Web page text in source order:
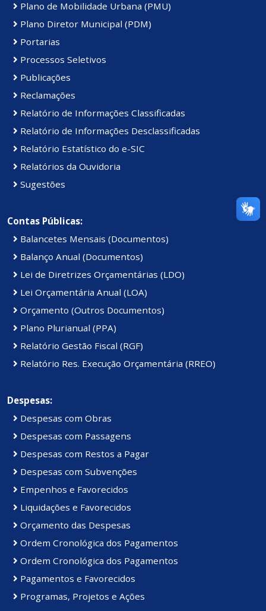
Plano de Mobilidade Urbana (PMU)
Plano Diretor Municipal (PDM)
Portarias
Processos Seletivos
Publicações
Reclamações
Relatório de Informações Classificadas
Relatório de Informações Desclassificadas
Relatório Estatístico do e-SIC
Relatórios da Ouvidoria
Sugestões
Contas Públicas:
Balancetes Mensais (Documentos)
Balanço Anual (Documentos)
Lei de Diretrizes Orçamentárias (LDO)
Lei Orçamentária Anual (LOA)
Orçamento (Outros Documentos)
Plano Plurianual (PPA)
Relatório Gestão Fiscal (RGF)
Relatório Res. Execução Orçamentária (RREO)
Despesas:
Despesas com Obras
Despesas com Passagens
Despesas com Restos a Pagar
Despesas com Subvenções
Empenhos e Favorecidos
Liquidações e Favorecidos
Orçamento das Despesas
Ordem Cronológica dos Pagamentos
Ordem Cronológica dos Pagamentos
Pagamentos e Favorecidos
Programas, Projetos e Ações